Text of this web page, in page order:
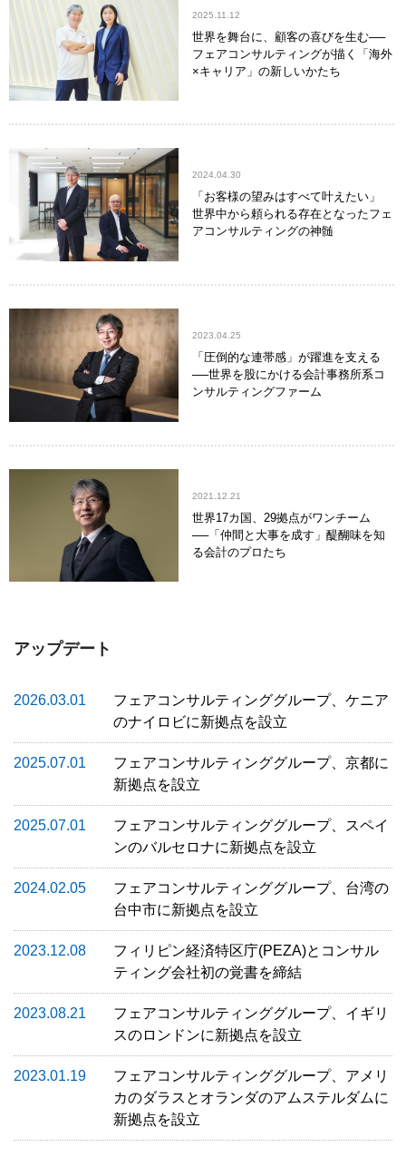
2025.11.12
世界を舞台に、顧客の喜びを生む──
フェアコンサルティングが描く「海外
×キャリア」の新しいかたち
2024.04.30
「お客様の望みはすべて叶えたい」
世界中から頼られる存在となったフェ
アコンサルティングの神髄
2023.04.25
「圧倒的な連帯感」が躍進を支える
──世界を股にかける会計事務所系コ
ンサルティングファーム
2021.12.21
世界17カ国、29拠点がワンチーム
──「仲間と大事を成す」醍醐味を知
る会計のプロたち
アップデート
2026.03.01
フェアコンサルティンググループ、ケニア
のナイロビに新拠点を設立
2025.07.01
フェアコンサルティンググループ、京都に
新拠点を設立
2025.07.01
フェアコンサルティンググループ、スペイ
ンのバルセロナに新拠点を設立
2024.02.05
フェアコンサルティンググループ、台湾の
台中市に新拠点を設立
2023.12.08
フィリピン経済特区庁(PEZA)とコンサル
ティング会社初の覚書を締結
2023.08.21
フェアコンサルティンググループ、イギリ
スのロンドンに新拠点を設立
2023.01.19
フェアコンサルティンググループ、アメリ
カのダラスとオランダのアムステルダムに
新拠点を設立